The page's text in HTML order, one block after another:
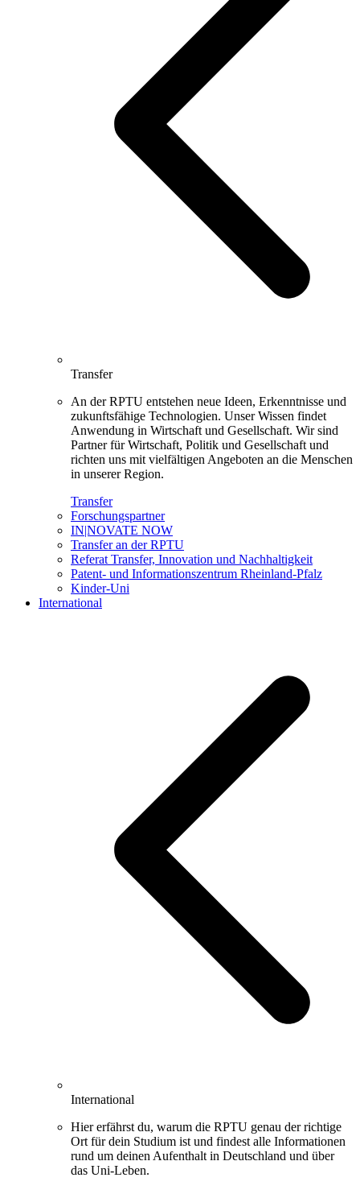
Transfer
An der RPTU entstehen neue Ideen, Erkenntnisse und
zukunftsfähige Technologien. Unser Wissen findet
Anwendung in Wirtschaft und Gesellschaft. Wir sind
Partner für Wirtschaft, Politik und Gesellschaft und
richten uns mit vielfältigen Angeboten an die Menschen
in unserer Region.
Transfer
Forschungspartner
IN|NOVATE NOW
Transfer an der RPTU
Referat Transfer, Innovation und Nachhaltigkeit
Patent- und Informationszentrum Rheinland-Pfalz
Kinder-Uni
International
International
Hier erfährst du, warum die RPTU genau der richtige
Ort für dein Studium ist und findest alle Informationen
rund um deinen Aufenthalt in Deutschland und über
das Uni-Leben.